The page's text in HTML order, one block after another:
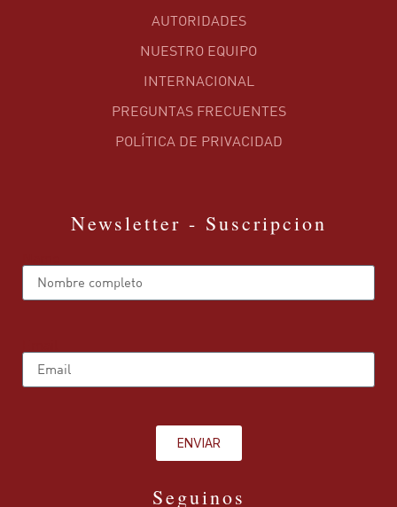
AUTORIDADES
NUESTRO EQUIPO
INTERNACIONAL
PREGUNTAS FRECUENTES
POLÍTICA DE PRIVACIDAD
Newsletter - Suscripcion
ENVIAR
Seguinos